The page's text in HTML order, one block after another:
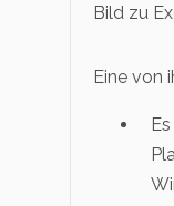
Bild zu
Eine von